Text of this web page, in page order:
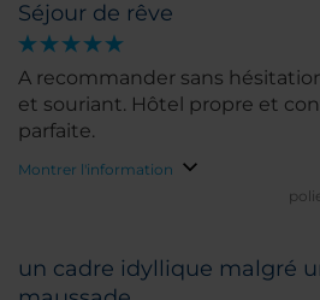
Séjour de rêve
A recommander sans
et souriant. Hôtel propre et
parfaite.
Montrer l'information
un cadre idyllique malgré